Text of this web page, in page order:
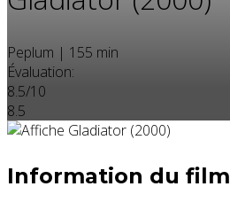
Peplum | 155 min
Évaluation:
8.5/10
8.5
Information du film